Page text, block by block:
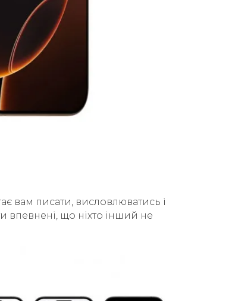
вам писати, висловлюватись і
впевнені, що ніхто інший не